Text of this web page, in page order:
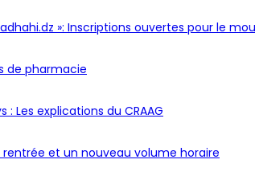
»: Inscriptions ouvertes pour le
de pharmacie
: Les explications du CRAAG
rentrée et un nouveau volume horaire